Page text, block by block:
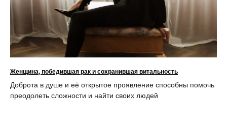
Женщина, победившая рак и сохранившая витальность
Доброта в душе и её открытое проявление способны помочь
преодолеть сложности и найти своих людей